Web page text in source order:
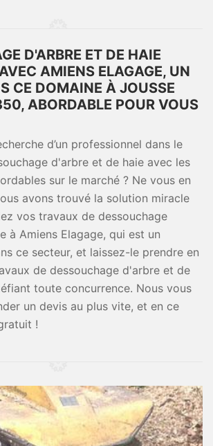
D'ARBRE ET DE HAIE
AMIENS ELAGAGE, UN
CE DOMAINE À JOUSSE
ABORDABLE POUR VOUS
d’un professionnel dans le
d'arbre et de haie avec les
sur le marché ? Ne vous en
avons trouvé la solution miracle
vos travaux de dessouchage
à Amiens Elagage, qui est un
ce secteur, et laissez-le prendre en
de dessouchage d'arbre et de
toute concurrence. Nous vous
un devis au plus vite, et en ce
!